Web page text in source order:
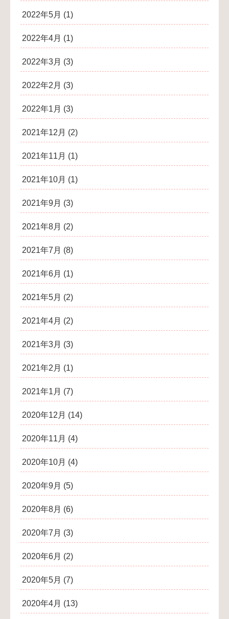
2022年5月 (1)
2022年4月 (1)
2022年3月 (3)
2022年2月 (3)
2022年1月 (3)
2021年12月 (2)
2021年11月 (1)
2021年10月 (1)
2021年9月 (3)
2021年8月 (2)
2021年7月 (8)
2021年6月 (1)
2021年5月 (2)
2021年4月 (2)
2021年3月 (3)
2021年2月 (1)
2021年1月 (7)
2020年12月 (14)
2020年11月 (4)
2020年10月 (4)
2020年9月 (5)
2020年8月 (6)
2020年7月 (3)
2020年6月 (2)
2020年5月 (7)
2020年4月 (13)